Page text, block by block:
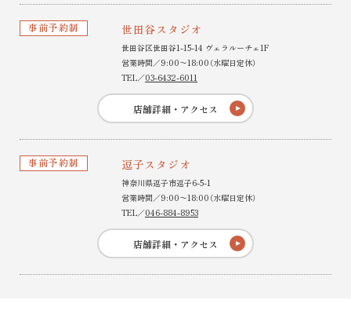
事前予約制 世田谷スタジオ
世田谷区世田谷1-15-14 ヴェラルーチェ1F
営業時間／9:00〜18:00（水曜日定休）
TEL／03-6432-6011
店舗詳細・アクセス
事前予約制 逗子スタジオ
神奈川県逗子市逗子6-5-1
営業時間／9:00〜18:00（水曜日定休）
TEL／046-884-8953
店舗詳細・アクセス